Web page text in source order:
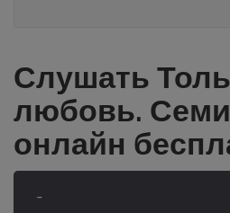
Слушать
любовь.
онлайн
-